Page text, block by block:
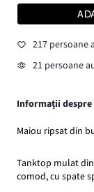
217 persoane
21 persoane
Informații
Maiou ripsat din
Tanktop mulat
comod, cu spate